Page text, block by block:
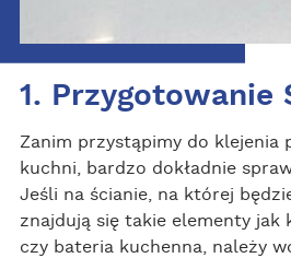
1. Przygotowanie
Zanim przystąpimy do klejenia
kuchni, bardzo dokładnie
Jeśli na ścianie, na której
znajdują się takie elementy
czy bateria kuchenna, należy